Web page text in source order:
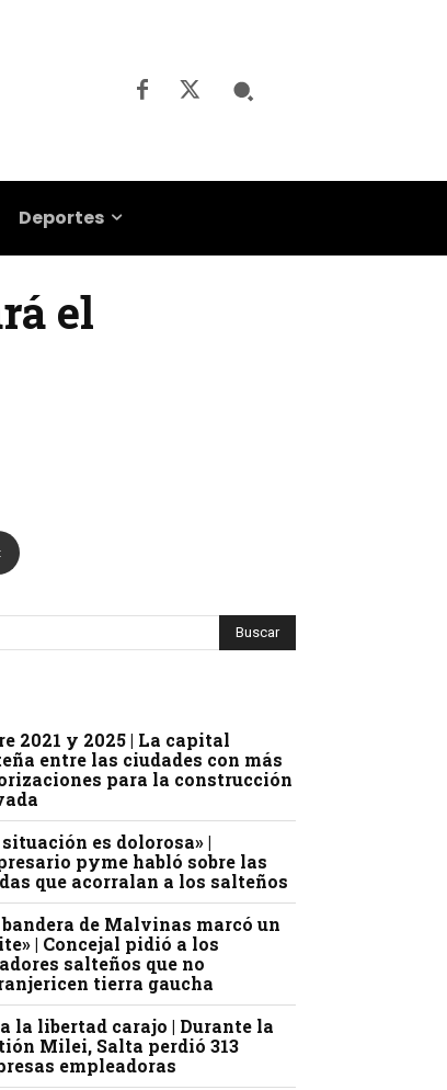
Deportes
el
2021 y 2025 | La capital
entre las ciudades con más
para la construcción
situación es dolorosa» |
pyme habló sobre las
que acorralan a los salteños
bandera de Malvinas marcó un
| Concejal pidió a los
salteños que no
tierra gaucha
la libertad carajo | Durante la
Milei, Salta perdió 313
empleadoras